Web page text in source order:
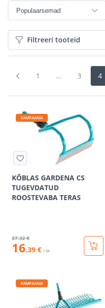
Filtreeri tooteid
1 ... 3 4
KAMPAANIA
KÕBLAS GARDENA CS
TUGEVDATUD
ROOSTEVABA TERAS
27.32 €
16.39 € / tk
KAMPAANIA